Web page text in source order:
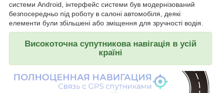
системи Android, інтерфейс системи був модернізований
безпосередньо під роботу в салоні автомобіля, деякі
елементи були збільшені або зміщення для зручності водія.
Високоточна супутникова навігація в усій
країні